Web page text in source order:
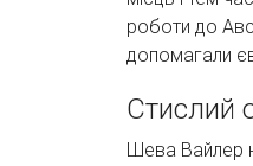
роботи до
допомагали
Стислий
Шева Вайлер